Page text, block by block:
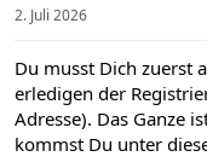
n
2. Juli 2026
Du musst Dich zuerst
erledigen der
Adresse). Das Ganze
kommst Du unter